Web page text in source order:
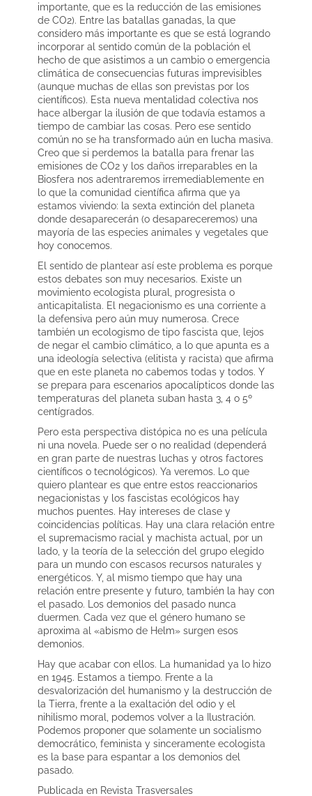
importante, que es la reducción de las emisiones
de CO2). Entre las batallas ganadas, la que
considero más importante es que se está logrando
incorporar al sentido común de la población el
hecho de que asistimos a un cambio o emergencia
climática de consecuencias futuras imprevisibles
(aunque muchas de ellas son previstas por los
científicos). Esta nueva mentalidad colectiva nos
hace albergar la ilusión de que todavía estamos a
tiempo de cambiar las cosas. Pero ese sentido
común no se ha transformado aún en lucha masiva.
Creo que si perdemos la batalla para frenar las
emisiones de CO2 y los daños irreparables en la
Biosfera nos adentraremos irremediablemente en
lo que la comunidad científica afirma que ya
estamos viviendo: la sexta extinción del planeta
donde desaparecerán (o desapareceremos) una
mayoría de las especies animales y vegetales que
hoy conocemos.
El sentido de plantear así este problema es porque
estos debates son muy necesarios. Existe un
movimiento ecologista plural, progresista o
anticapitalista. El negacionismo es una corriente a
la defensiva pero aún muy numerosa. Crece
también un ecologismo de tipo fascista que, lejos
de negar el cambio climático, a lo que apunta es a
una ideología selectiva (elitista y racista) que afirma
que en este planeta no cabemos todas y todos. Y
se prepara para escenarios apocalípticos donde las
temperaturas del planeta suban hasta 3, 4 o 5º
centígrados.
Pero esta perspectiva distópica no es una película
ni una novela. Puede ser o no realidad (dependerá
en gran parte de nuestras luchas y otros factores
científicos o tecnológicos). Ya veremos. Lo que
quiero plantear es que entre estos reaccionarios
negacionistas y los fascistas ecológicos hay
muchos puentes. Hay intereses de clase y
coincidencias políticas. Hay una clara relación entre
el supremacismo racial y machista actual, por un
lado, y la teoría de la selección del grupo elegido
para un mundo con escasos recursos naturales y
energéticos. Y, al mismo tiempo que hay una
relación entre presente y futuro, también la hay con
el pasado. Los demonios del pasado nunca
duermen. Cada vez que el género humano se
aproxima al «abismo de Helm» surgen esos
demonios.
Hay que acabar con ellos. La humanidad ya lo hizo
en 1945. Estamos a tiempo. Frente a la
desvalorización del humanismo y la destrucción de
la Tierra, frente a la exaltación del odio y el
nihilismo moral, podemos volver a la Ilustración.
Podemos proponer que solamente un socialismo
democrático, feminista y sinceramente ecologista
es la base para espantar a los demonios del
pasado.
Publicada en Revista Trasversales